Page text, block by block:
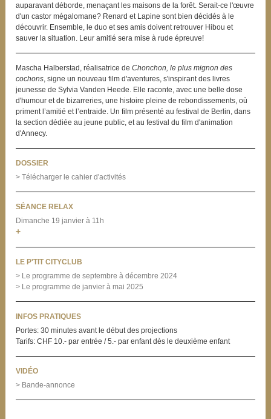
auparavant déborde, menaçant les maisons de la forêt. Serait-ce l'œuvre
d'un castor mégalomane? Renard et Lapine sont bien décidés à le
découvrir. Ensemble, le duo et ses amis doivent retrouver Hibou et
sauver la situation. Leur amitié sera mise à rude épreuve!
Mascha Halberstad, réalisatrice de Chonchon, le plus mignon des
cochons, signe un nouveau film d'aventures, s'inspirant des livres
jeunesse de Sylvia Vanden Heede. Elle raconte, avec une belle dose
d'humour et de bizarreries, une histoire pleine de rebondissements, où
priment l’amitié et l’entraide. Un film présenté au festival de Berlin, dans
la section dédiée au jeune public, et au festival du film d'animation
d'Annecy.
DOSSIER
> Télécharger le cahier d'activités
SÉANCE RELAX
Dimanche 19 janvier à 11h
+
LE P'TIT CITYCLUB
> Le programme de septembre à décembre 2024
> Le programme de janvier à mai 2025
INFOS PRATIQUES
Portes: 30 minutes avant le début des projections
Tarifs: CHF 10.- par entrée / 5.- par enfant dès le deuxième enfant
VIDÉO
> Bande-annonce